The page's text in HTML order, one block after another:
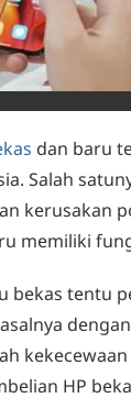
dan baru
Salah
kerusakan
memiliki
bekas tentu
HP